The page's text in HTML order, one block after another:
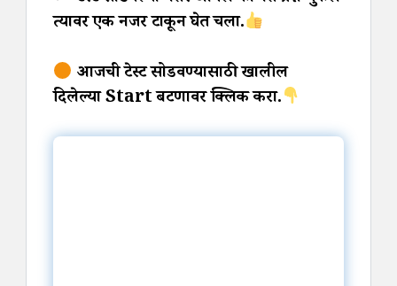
त्यावर एक नजर टाकून घेत चला.
आजची टेस्ट सोडवण्यासाठी खालील
दिलेल्या Start बटणावर क्लिक करा.